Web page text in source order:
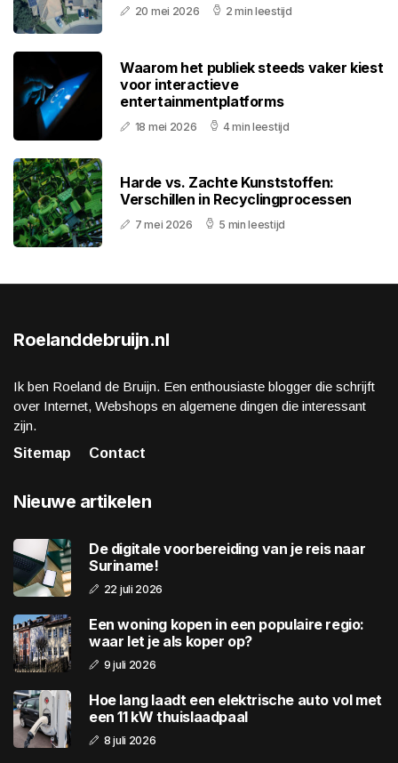
20 mei 2026 2 min leestijd
Waarom het publiek steeds vaker kiest
voor interactieve
entertainmentplatforms
18 mei 2026 4 min leestijd
Harde vs. Zachte Kunststoffen:
Verschillen in Recyclingprocessen
7 mei 2026 5 min leestijd
Roelanddebruijn.nl
Ik ben Roeland de Bruijn. Een enthousiaste blogger die schrijft
over Internet, Webshops en algemene dingen die interessant
zijn.
Sitemap
Contact
Nieuwe artikelen
De digitale voorbereiding van je reis naar
Suriname!
22 juli 2026
Een woning kopen in een populaire regio:
waar let je als koper op?
9 juli 2026
Hoe lang laadt een elektrische auto vol met
een 11 kW thuislaadpaal
8 juli 2026